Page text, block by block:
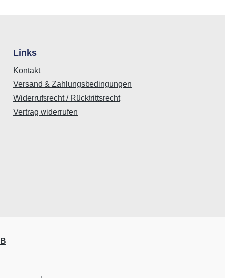
Links
Kontakt
Versand & Zahlungsbedingungen
Widerrufsrecht / Rücktrittsrecht
Vertrag widerrufen